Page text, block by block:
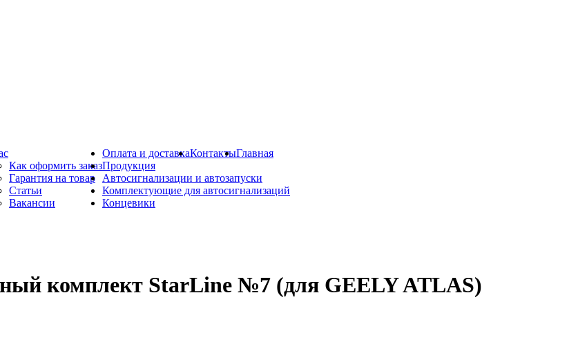
Как оформить заказ
Гарантия на товар
Статьи
Вакансии
Оплата и доставкаКонтактыГлавная
Продукция
Автосигнализации и автозапуски
Комплектующие для автосигнализаций
Концевики
комплект StarLine №7 (для GEELY ATLAS)